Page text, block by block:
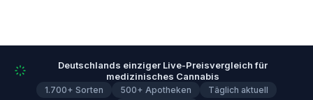
Deutschlands einziger Live-Preisvergleich für
medizinisches Cannabis
1.700+ Sorten 500+ Apotheken
Täglich aktuell